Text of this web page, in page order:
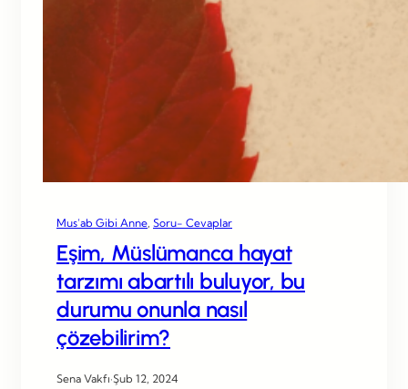
Mus’ab Gibi Anne Soru- Cevaplar
Eşim, Müslümanca hayat
tarzımı abartılı buluyor, bu
durumu onunla nasıl
çözebilirim?
Sena Vakfı·Şub 12, 2024